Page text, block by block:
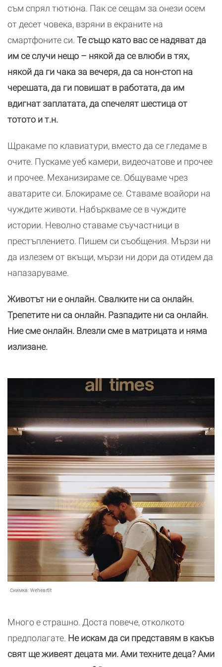
съм спрял тютюна. Пак се сещам за онези осем
от десет човека, взряни в екраните на
смартфоните си. Те също като вас се надяват да
им се случи нещо – някой да се влюби в тях,
някой да ги чака за вечеря, да са нон-стоп на
черешата, да ги повишат в работата, да им
вдигнат заплатата, да спечелят шестица от
тотото и т.н.
Щракаме по клавиатури, вместо да се гледаме в
очите. Пускаме уеб камери, видеочатове и прочее
и прочее. Механизираме се. Общуваме чрез
аватарите си. Блокираме се. Ставаме воайори на
чуждите животи. Набъркваме се в чуждите
истории. Неволно ставаме съучастници в
престъплението. Пишем си съобщения. Мързи ни
да излезем от вкъщи, мързи ни дори да отидем да
напазаруваме.
Животът ни е онлайн. Свалките ни са онлайн.
Трепетите ни са онлайн. Разпадите ни са онлайн.
Ние сме онлайн. Влезли сме в матрицата и няма
излизане.
Снимка: Weheartit
Много е страшно. Доста повече, отколкото
предполагате. Не искам да си представям в какъв
свят ще живеят децата ми. Ами техните деца? Ами